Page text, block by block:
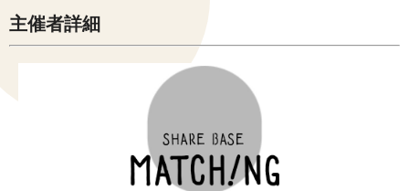
主催者詳細